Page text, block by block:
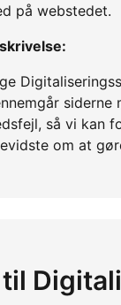
på webstedet.
siderne
så vi kan
om at